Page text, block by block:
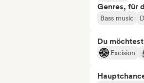
Genres, für
Bass music
Du
Excision